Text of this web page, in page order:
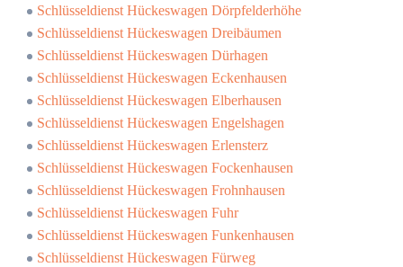
Schlüsseldienst Hückeswagen Dörpfelderhöhe
Schlüsseldienst Hückeswagen Dreibäumen
Schlüsseldienst Hückeswagen Dürhagen
Schlüsseldienst Hückeswagen Eckenhausen
Schlüsseldienst Hückeswagen Elberhausen
Schlüsseldienst Hückeswagen Engelshagen
Schlüsseldienst Hückeswagen Erlensterz
Schlüsseldienst Hückeswagen Fockenhausen
Schlüsseldienst Hückeswagen Frohnhausen
Schlüsseldienst Hückeswagen Fuhr
Schlüsseldienst Hückeswagen Funkenhausen
Schlüsseldienst Hückeswagen Fürweg